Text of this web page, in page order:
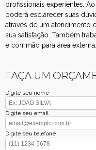
profissionais experientes.
poderá esclarecer suas
através de um
sua satisfação. Também
e corrimão para área
FAÇA UM
Digite seu nome
Digite seu email
Digite seu telefone